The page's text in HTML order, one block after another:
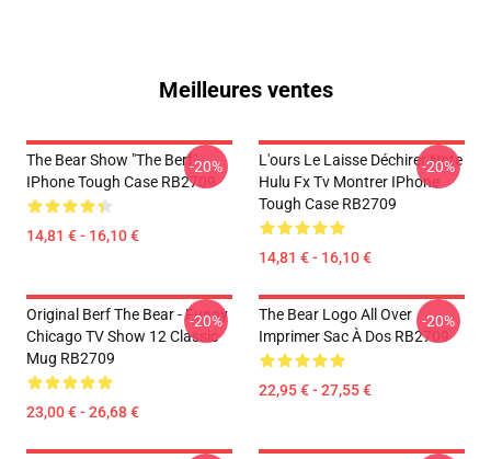
Meilleures ventes
The Bear Show "The Berf"
IPhone Tough Case RB2709
14,81 € - 16,10 €
-20%
L'ours Le Laisse Déchirer Note
Hulu Fx Tv Montrer IPhone
Tough Case RB2709
14,81 € - 16,10 €
-20%
Original Berf The Bear - Funny
Chicago TV Show 12 Classic
Mug RB2709
23,00 € - 26,68 €
-20%
The Bear Logo All Over
Imprimer Sac À Dos RB2709
22,95 € - 27,55 €
-20%